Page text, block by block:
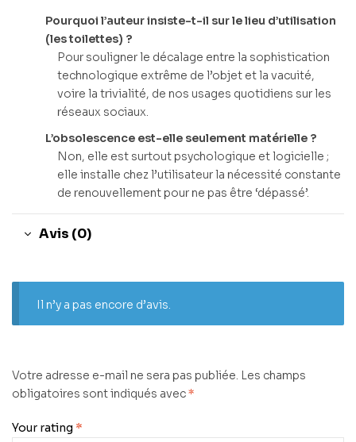
Pourquoi l’auteur insiste-t-il sur le lieu d’utilisation
(les toilettes) ?
Pour souligner le décalage entre la sophistication
technologique extrême de l’objet et la vacuité,
voire la trivialité, de nos usages quotidiens sur les
réseaux sociaux.
L’obsolescence est-elle seulement matérielle ?
Non, elle est surtout psychologique et logicielle ;
elle installe chez l’utilisateur la nécessité constante
de renouvellement pour ne pas être ‘dépassé’.
Avis (0)
Il n’y a pas encore d’avis.
Votre adresse e-mail ne sera pas publiée. Les champs
obligatoires sont indiqués avec*
Your rating *